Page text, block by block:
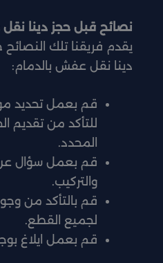
نصائح قبل حجز دينا
يقدم فريقنا تلك
دينا نقل عفش بالدمام:
قم بعمل تحديد
للتأكد من تقديم
المحدد.
قم بعمل سؤال
والتركيب.
قم بالتأكد من
لجميع القطع.
قم بعمل ايلاغ